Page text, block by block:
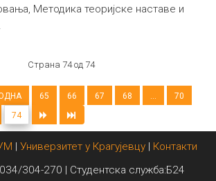
Методика теоријске наставе и
Страна 74 од 74
65 66 67 68 ...
70
74
| Универзитет у Крагујевцу| Контакти
304-270 | Студентска служба:Б24